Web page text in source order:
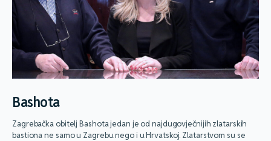
Bashota
Zagrebačka obitelj Bashota jedan je od najdugovječnijih zlatarskih
bastiona ne samo u Zagrebu nego i u Hrvatskoj. Zlatarstvom su se